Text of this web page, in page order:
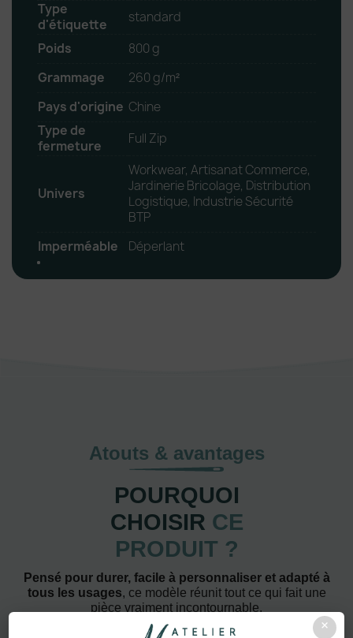
×
Type
d'étiquette
standard
Poids
800 g
Grammage
260 g/m²
Pays d'origine Chine
Type de
fermeture
Full Zip
Univers
Workwear, Artisanat Commerce,
Jardinerie Bricolage, Distribution
Logistique, Industrie Sécurité
BTP
Imperméable
Déperlant
Atouts & avantages
POURQUOI
CHOISIR CE
PRODUIT ?
Pensé pour durer, facile à personnaliser et adapté à
tous les usages, ce modèle réunit tout ce qui fait une
pièce vraiment incontournable.